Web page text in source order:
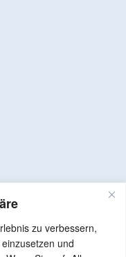
zu verbessern,
und